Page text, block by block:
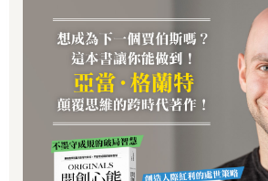
1.不要輕易把創意或想法透露給他人
在會議正式開始之前，你一定要控制住自
某個問題上的觀點或解決方案。畢竟誰也
想到的創意或解決方案不會被聽者拿走。
另外，也不排除有些人天生擅長融合兩個
個觀點屬於別人時。雖然這麼做很不光彩
著臉皮，在公開場合陳述「他們的」觀點